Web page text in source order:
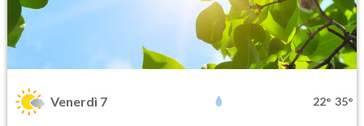
Venerdì 7 22° 35°